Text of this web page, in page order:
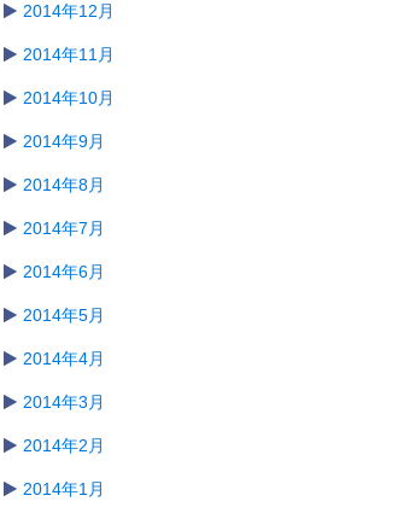
2014年12月
2014年11月
2014年10月
2014年9月
2014年8月
2014年7月
2014年6月
2014年5月
2014年4月
2014年3月
2014年2月
2014年1月